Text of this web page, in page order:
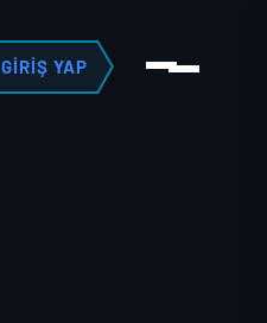
GIRIŞ YAP